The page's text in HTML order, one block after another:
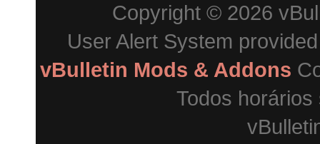
Copyright © 2026
User Alert System
vBulletin Mods & Addons
Todos